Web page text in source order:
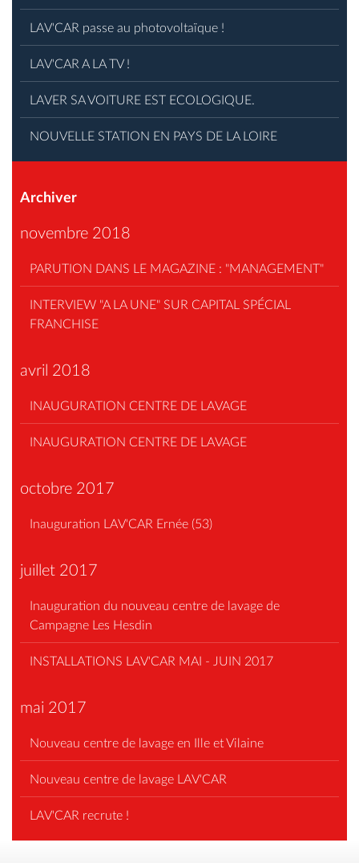
LAV'CAR passe au photovoltaïque !
LAV'CAR A LA TV !
LAVER SA VOITURE EST ECOLOGIQUE.
NOUVELLE STATION EN PAYS DE LA LOIRE
Archiver
novembre 2018
PARUTION DANS LE MAGAZINE : "MANAGEMENT"
INTERVIEW "A LA UNE" SUR CAPITAL SPÉCIAL
FRANCHISE
avril 2018
INAUGURATION CENTRE DE LAVAGE
INAUGURATION CENTRE DE LAVAGE
octobre 2017
Inauguration LAV'CAR Ernée (53)
juillet 2017
Inauguration du nouveau centre de lavage de
Campagne Les Hesdin
INSTALLATIONS LAV'CAR MAI - JUIN 2017
mai 2017
Nouveau centre de lavage en Ille et Vilaine
Nouveau centre de lavage LAV'CAR
LAV'CAR recrute !